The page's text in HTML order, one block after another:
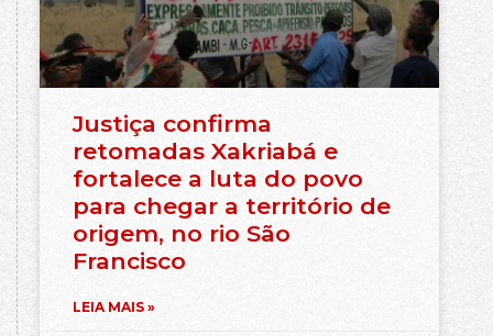
Justiça confirma
retomadas Xakriabá e
fortalece a luta do povo
para chegar a território de
origem, no rio São
Francisco
LEIA MAIS »